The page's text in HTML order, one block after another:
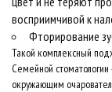
восприимчивой к
Фторирование
Такой комплексный
Семейной
окружающим